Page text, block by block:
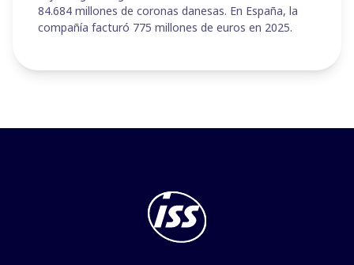
84.684 millones de coronas danesas. En España, la
compañía facturó 775 millones de euros en 2025.